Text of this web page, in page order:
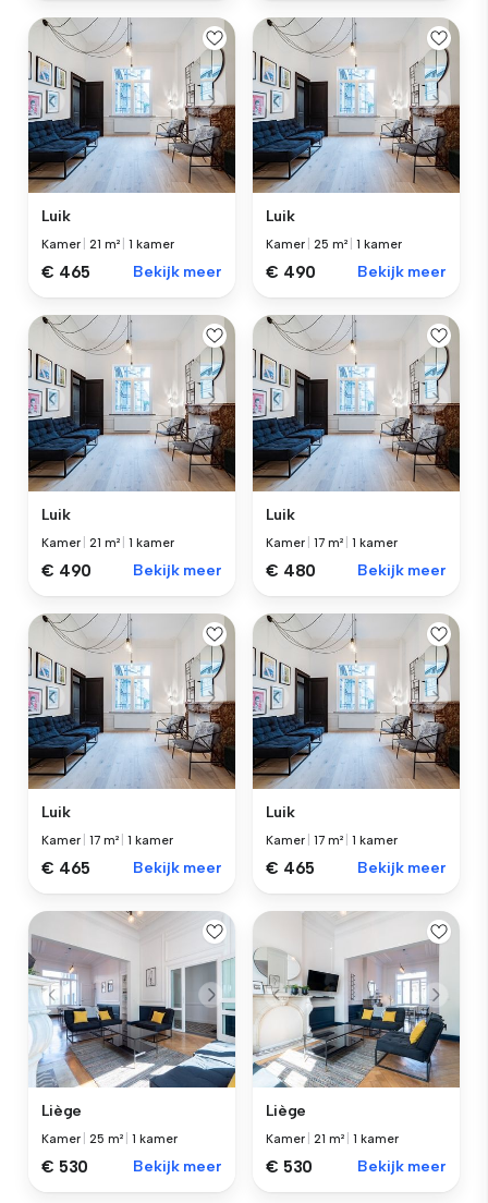
Luik
Kamer |21 m² |1 kamer
€ 465 Bekijk meer
Luik
Kamer |25 m² |1 kamer
€ 490 Bekijk meer
Luik
Kamer |21 m² |1 kamer
€ 490 Bekijk meer
Luik
Kamer |17 m² |1 kamer
€ 480 Bekijk meer
Luik
Kamer |17 m² |1 kamer
€ 465 Bekijk meer
Luik
Kamer |17 m² |1 kamer
€ 465 Bekijk meer
Liège
Kamer |25 m² |1 kamer
€ 530 Bekijk meer
Liège
Kamer |21 m² |1 kamer
€ 530 Bekijk meer